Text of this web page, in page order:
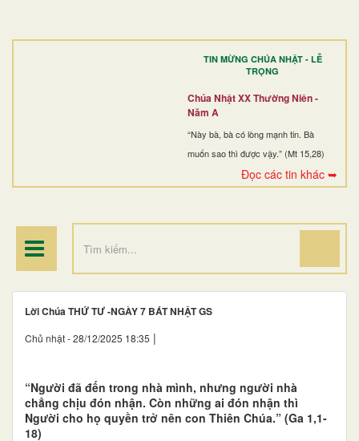
TIN MỪNG CHÚA NHẬT - LỄ
Chúa Nhật XX Thường Niên -
Năm A
“Này bà, bà có lòng mạnh tin. Bà
Chủ nhật - 28/12/2025 18:35| 1377
“Người đã đến trong nhà mình, nhưng người nhà